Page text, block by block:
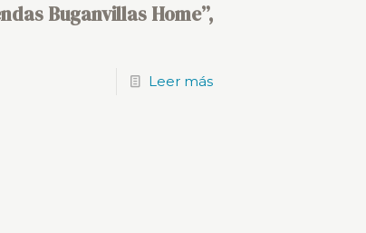
Buganvillas Home”,
Leer más